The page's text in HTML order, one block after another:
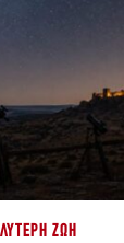
ΖΩΉ